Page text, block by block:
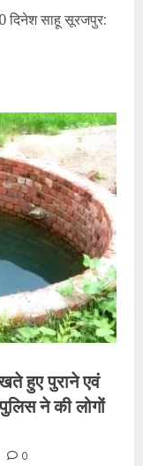
दिनेश साहू सूरजपुर:
हुए पुराने एवं
ने की लोगों
0